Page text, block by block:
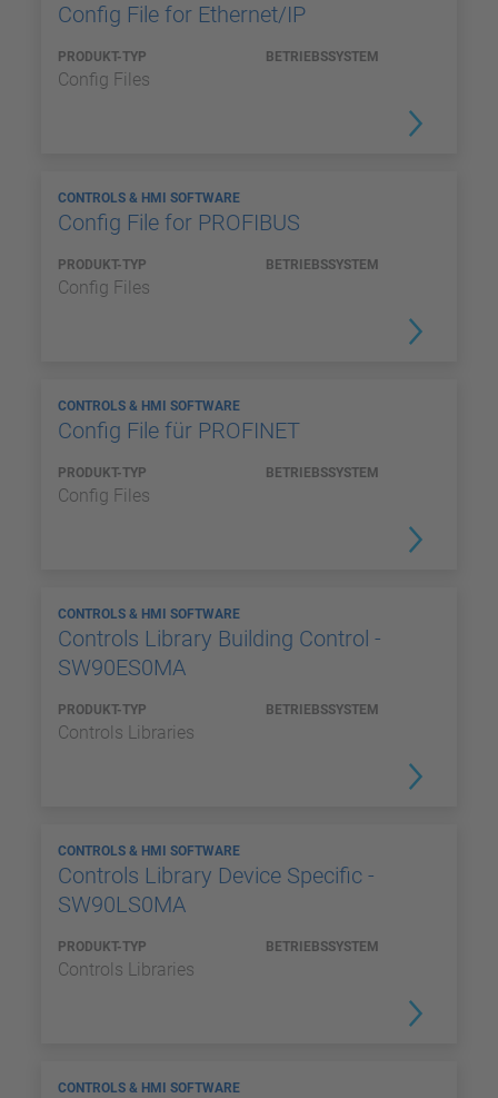
Config File for Ethernet/IP
PRODUKT-TYP
Config Files
BETRIEBSSYSTEM
CONTROLS & HMI SOFTWARE
Config File for PROFIBUS
PRODUKT-TYP
Config Files
BETRIEBSSYSTEM
CONTROLS & HMI SOFTWARE
Config File für PROFINET
PRODUKT-TYP
Config Files
BETRIEBSSYSTEM
CONTROLS & HMI SOFTWARE
Controls Library Building Control -
SW90ES0MA
PRODUKT-TYP
Controls Libraries
BETRIEBSSYSTEM
CONTROLS & HMI SOFTWARE
Controls Library Device Specific -
SW90LS0MA
PRODUKT-TYP
Controls Libraries
BETRIEBSSYSTEM
CONTROLS & HMI SOFTWARE